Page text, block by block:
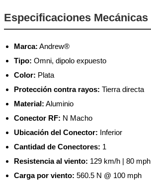
Especificaciones Mecánicas
Marca: Andrew®
Tipo: Omni, dipolo expuesto
Color: Plata
Protección contra rayos: Tierra directa
Material: Aluminio
Conector RF: N Macho
Ubicación del Conector: Inferior
Cantidad de Conectores: 1
Resistencia al viento: 129 km/h | 80 mph
Carga por viento: 560.5 N @ 100 mph